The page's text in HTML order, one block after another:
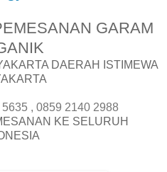
GARAM
DAERAH ISTIMEWA
, 0859 2140 2988
KE SELURUH